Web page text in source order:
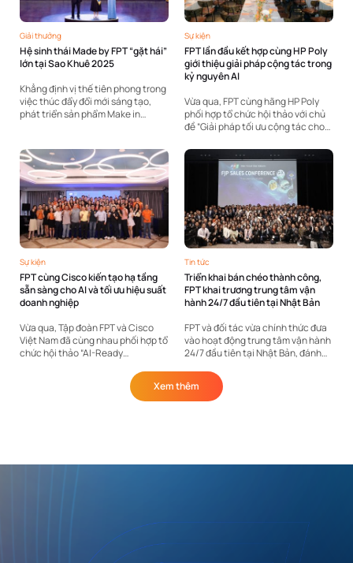
Giải thưởng
Hệ sinh thái Made by FPT “gặt hái”
lớn tại Sao Khuê 2025
Khẳng định vị thế tiên phong trong
việc thúc đẩy đổi mới sáng tạo,
phát triển sản phẩm Make in
pháp, dịch vụ của FPT vừa được...
Sự kiện
FPT lần đầu kết hợp cùng HP Poly
giới thiệu giải pháp cộng tác trong
kỷ nguyên AI
Vừa qua, FPT cùng hãng HP Poly
phối hợp tổ chức hội thảo với chủ
đề “Giải pháp tối ưu cộng tác cho
Đây là lần đầu tiên hai đơn vị kết
Sự kiện
FPT cùng Cisco kiến tạo hạ tầng
sẵn sàng cho AI và tối ưu hiệu suất
doanh nghiệp
Vừa qua, Tập đoàn FPT và Cisco
Việt Nam đã cùng nhau phối hợp tổ
chức hội thảo “AI-Ready
FPT and Cisco”. Sự kiện cung cấp
đến những thông tin về các giải
Tin tức
Triển khai bán chéo thành công,
FPT khai trương trung tâm vận
hành 24/7 đầu tiên tại Nhật Bản
FPT và đối tác vừa chính thức đưa
vào hoạt động trung tâm vận hành
24/7 đầu tiên tại Nhật Bản, đánh
đoàn trong lĩnh vực vận hành công
nghệ tại thị...
Xem thêm